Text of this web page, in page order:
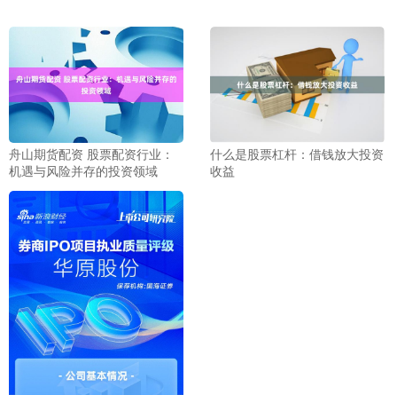
舟山期货配资 股票配资行业：
机遇与风险并存的投资领域
什么是股票杠杆：借钱放大投资
收益